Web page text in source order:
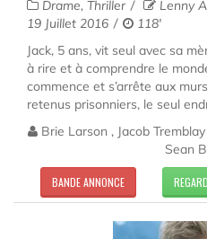
Drame, Thriller Lenny
19 Juillet 2016
118'
Jack, 5 ans, vit seul avec sa
à rire et à comprendre le
commence et s’arrête aux
retenus prisonniers, le seul
Brie Larson , Jacob
Sean
BANDE ANNONCE